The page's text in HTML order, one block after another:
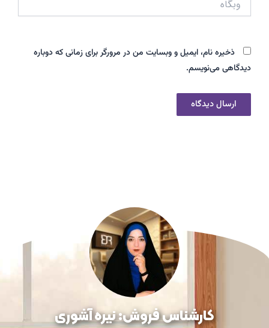
ذخیره نام، ایمیل و وبسایت من در مرورگر برای زمانی که دوباره
دیدگاهی می‌نویسم.
کارشناس فروش: نیره آشوری